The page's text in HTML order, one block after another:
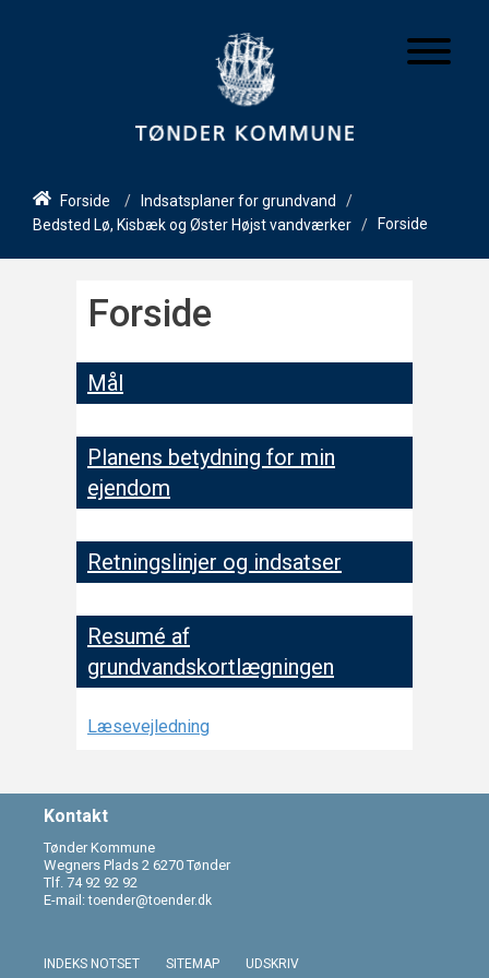
Forside / Indsatsplaner for grundvand
/
Bedsted Lø, Kisbæk og Øster Højst vandværker / Forside
Forside
Mål
Planens betydning for min
ejendom
Retningslinjer og indsatser
Resumé af
grundvandskortlægningen
Læsevejledning
Kontakt
Tønder Kommune
Wegners Plads 2 6270 Tønder
Tlf. 74 92 92 92
E-mail:toender@toender.dk
INDEKS NOTSET SITEMAP UDSKRIV